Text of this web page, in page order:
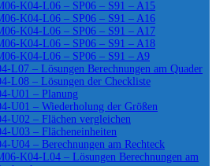
K04-L06 – SP06 – S91 – A15
K04-L06 – SP06 – S91 – A16
K04-L06 – SP06 – S91 – A17
K04-L06 – SP06 – S91 – A18
K04-L06 – SP06 – S91 – A9
L07 – Lösungen Berechnungen am Quader
L08 – Lösungen der Checkliste
U01 – Planung
U01 – Wiederholung der Größen
U02 – Flächen vergleichen
U03 – Flächeneinheiten
U04 – Berechnungen am Rechteck
K04-L04 – Lösungen Berechnungen am